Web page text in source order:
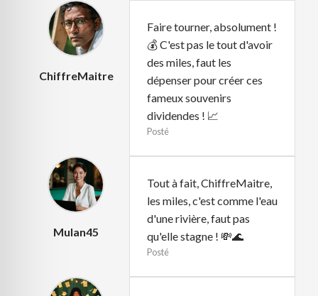
ChiffreMaitre
Faire tourner, absolument !
💰 C'est pas le tout d'avoir
des miles, faut les
dépenser pour créer ces
fameux souvenirs
dividendes ! 📈
Posté
Mulan45
Tout à fait, ChiffreMaitre,
les miles, c'est comme l'eau
d'une rivière, faut pas
qu'elle stagne ! 💸🌊
Posté